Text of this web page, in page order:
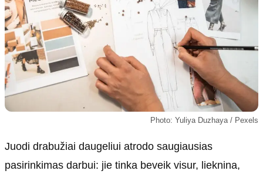
Tvari mada
Slapukų politika
Redakcija
Apie mus
Autoriai
Photo: Yuliya Duzhaya / Pexels
Juodi drabužiai daugeliui atrodo saugiausias
pasirinkimas darbui: jie tinka beveik visur, lieknina,